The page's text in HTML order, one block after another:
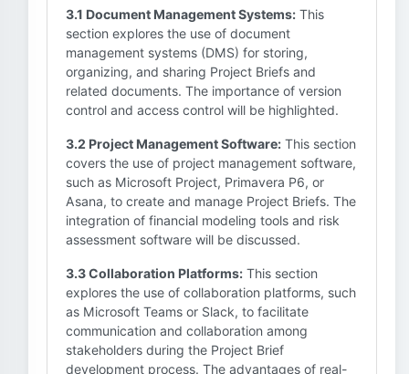
3.1 Document Management Systems: This
section explores the use of document
management systems (DMS) for storing,
organizing, and sharing Project Briefs and
related documents. The importance of version
control and access control will be highlighted.
3.2 Project Management Software: This section
covers the use of project management software,
such as Microsoft Project, Primavera P6, or
Asana, to create and manage Project Briefs. The
integration of financial modeling tools and risk
assessment software will be discussed.
3.3 Collaboration Platforms: This section
explores the use of collaboration platforms, such
as Microsoft Teams or Slack, to facilitate
communication and collaboration among
stakeholders during the Project Brief
development process. The advantages of real-